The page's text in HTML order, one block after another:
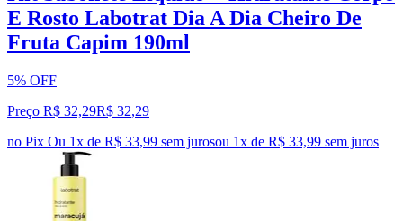
E Rosto Labotrat Dia A Dia Cheiro De
Fruta Capim 190ml
5% OFF
Preço R$ 32,29R$ 32,29
no Pix Ou 1x de R$ 33,99 sem jurosou 1x de R$ 33,99 sem juros